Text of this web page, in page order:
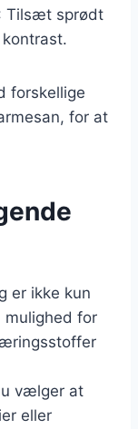
Tilsæt sprødt
forskellige
for at
er ikke kun
mulighed for
vælger at
eller